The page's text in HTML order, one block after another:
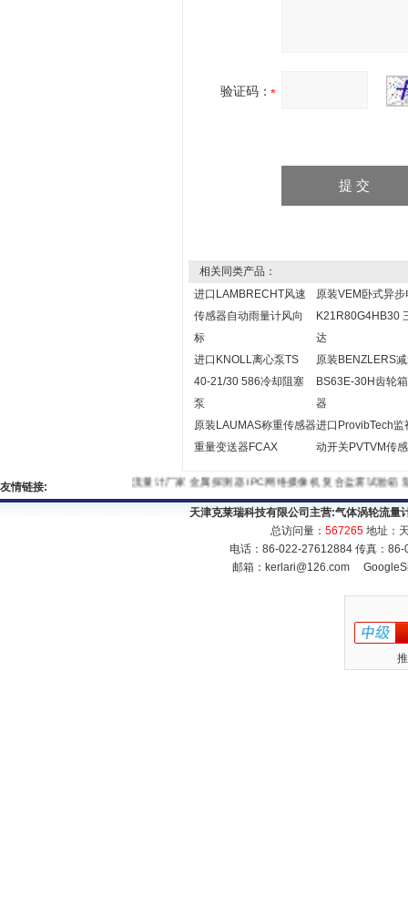
验证码：
相关同类产品：
进口LAMBRECHT风速
传感器自动雨量计风向
标
原装VEM卧式异步
K21R80G4HB30
达
进口KNOLL离心泵TS
40-21/30 586冷却阻塞
泵
原装BENZLERS
BS63E-30H齿轮
器
原装LAUMAS称重传感器
重量变送器FCAX
进口ProvibTech监
动开关PVTVM传
友情链接: 流量计厂家金属探测器IPC网络摄像机复合盐雾试验箱塑
天津克莱瑞科技有限公司主营:气体涡轮流量
总访问量： 567265 地址：
电话：86-022-27612884 传真：
邮箱： kerlari@126.com